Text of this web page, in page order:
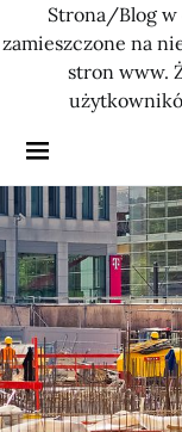
Strona/Blog w
zamieszczone na
stron www.